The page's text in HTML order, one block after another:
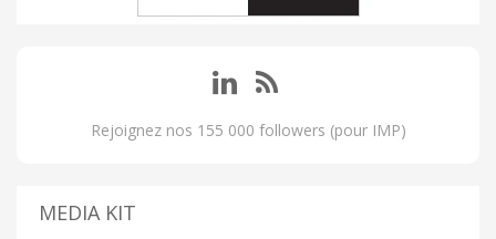
Rejoignez nos 155 000 followers (pour IMP)
MEDIA KIT